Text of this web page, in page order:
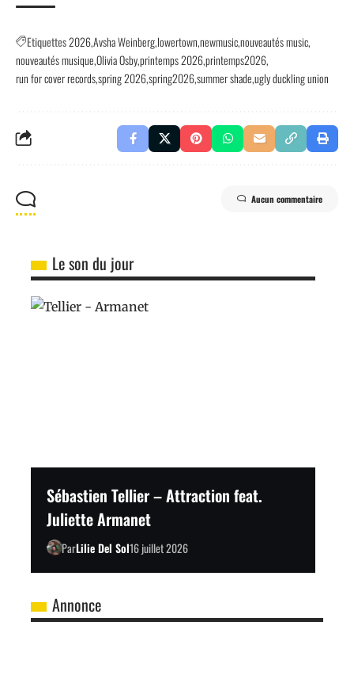
Etiquettes2026Avsha Weinberglowertownnewmusicnouveautés music
nouveautés musiqueOlivia Osbyprintemps 2026printemps2026
run for cover recordsspring 2026spring2026summer shadeugly duckling union
Aucun commentaire
Le son du jour
Sébastien Tellier – Attraction feat.
Juliette Armanet
ParLilie Del Sol16 juillet 2026
Annonce